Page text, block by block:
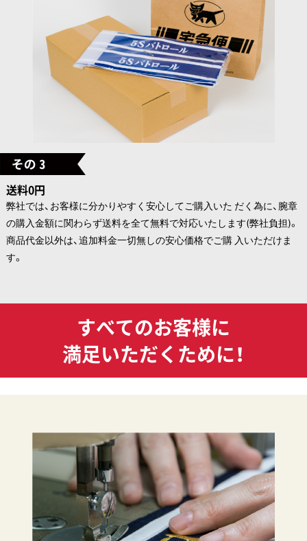
送料0円
弊社では、お客様に分かりやすく安心してご購入いた だく為に、腕章
の購入金額に関わらず送料を全て無料で対応いたします(弊社負担)。
商品代金以外は、追加料金一切無しの安心価格でご購 入いただけま
す。
すべてのお客様に
満足いただくために！